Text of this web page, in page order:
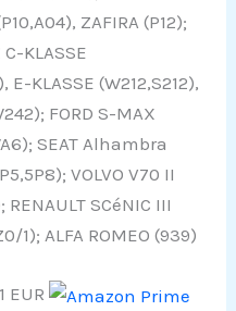
ZAFIRA (P12);
KLASSE
E-KLASSE (W212,S212),
FORD S-MAX
SEAT Alhambra
VOLVO V70 II
SCéNIC III
1); ALFA ROMEO (939)
EUR